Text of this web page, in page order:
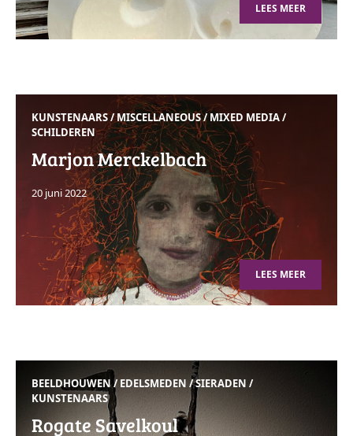
LEES MEER
KUNSTENAARS/MISCELLANEOUS/MIXED MEDIA/
SCHILDEREN
Marjon Merckelbach
20 juni 2022
LEES MEER
BEELDHOUWEN/EDELSMEDEN / SIERADEN /
KUNSTENAARS
Rogate Savelkoul